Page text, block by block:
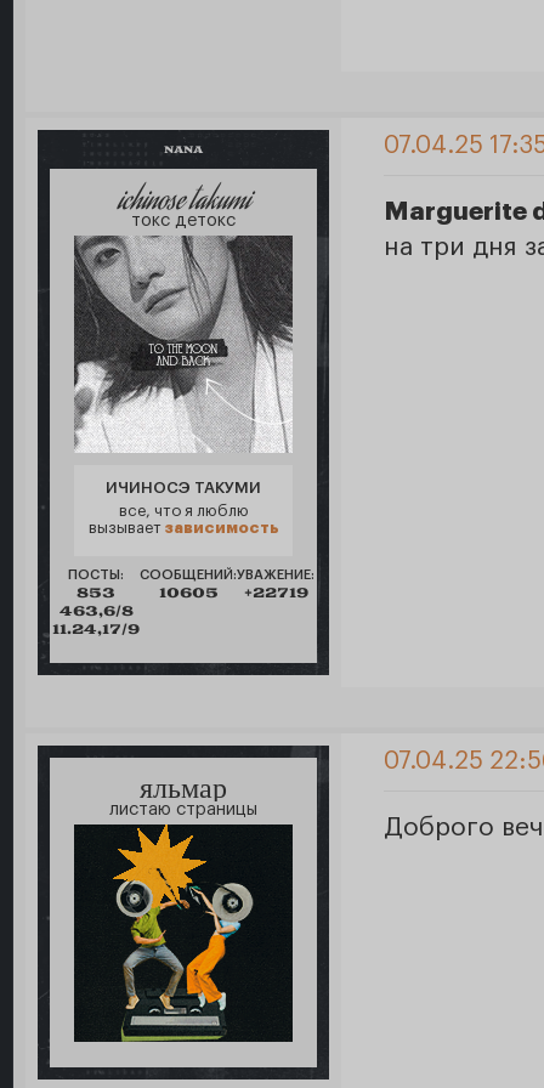
NANA
ichinose takumi
токс детокс
ИЧИНОСЭ ТАКУМИ
все, что я люблю
вызывает зависимость
ПОСТЫ:
853
463,6/8
11.24,17/9
СООБЩЕНИЙ:
10605
УВАЖЕНИЕ:
+22719
07.04.25
Marguerite
на три дня
яльмар
листаю страницы
07.04.25
Доброго